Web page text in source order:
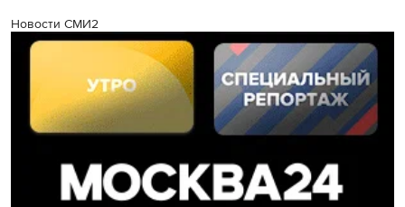
Новости СМИ2